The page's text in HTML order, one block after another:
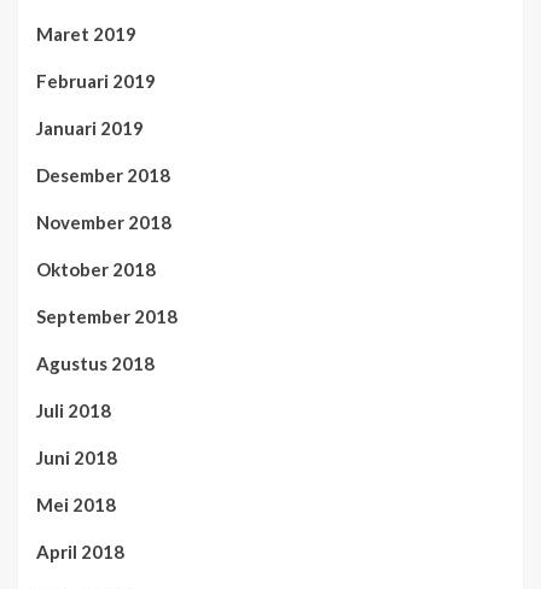
Maret 2019
Februari 2019
Januari 2019
Desember 2018
November 2018
Oktober 2018
September 2018
Agustus 2018
Juli 2018
Juni 2018
Mei 2018
April 2018